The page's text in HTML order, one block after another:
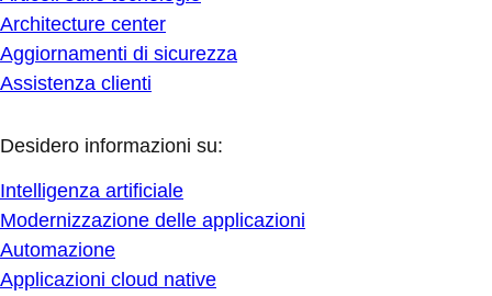
Architecture center
Aggiornamenti di sicurezza
Assistenza clienti
Desidero informazioni su:
Intelligenza artificiale
Modernizzazione delle applicazioni
Automazione
Applicazioni cloud native